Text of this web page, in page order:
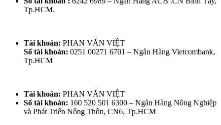
Tp.HCM.
Tài khoản: PHAN VĂN VIỆT
Số tài khoản: 0251 00271 6701 – Ngân Hàng Vietcombank,
Tp.HCM
Tài khoản: PHAN VĂN VIỆT
Số tài khoản: 160 520 501 6300 – Ngân Hàng Nông Nghiệp
và Phát Triển Nông Thôn, CN6, Tp.HCM